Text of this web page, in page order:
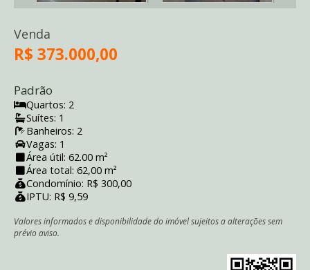
Venda
R$ 373.000,00
Padrão
Quartos: 2
Suítes: 1
Banheiros: 2
Vagas: 1
Área útil: 62.00 m²
Área total: 62,00 m²
Condomínio: R$ 300,00
IPTU: R$ 9,59
Valores informados e disponibilidade do imóvel sujeitos a alterações sem
prévio aviso.